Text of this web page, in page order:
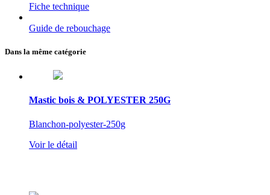
Fiche technique
Guide de rebouchage
Dans la même catégorie
Mastic bois & POLYESTER 250G
Blanchon-polyester-250g
Voir le détail